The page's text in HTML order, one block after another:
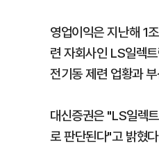
영업이익은 지난해
련 자회사인 LS일렉
전기동 제련 업황과
대신증권은 "LS일렉
로 판단된다"고 밝혔